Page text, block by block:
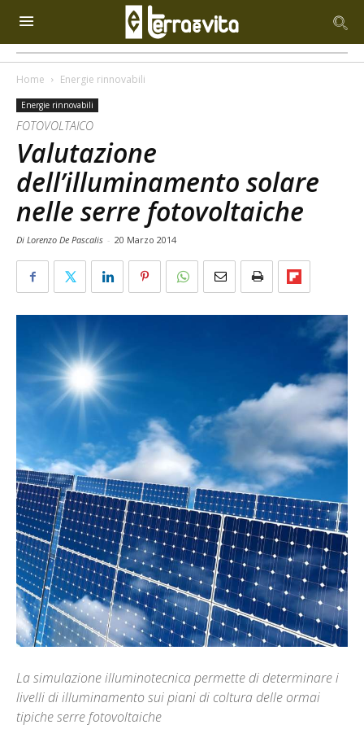
Home Energie rinnovabili
Energie rinnovabili
FOTOVOLTAICO
Valutazione
dell’illuminamento solare
nelle serre fotovoltaiche
Di Lorenzo De Pascalis - 20 Marzo 2014
La simulazione illuminotecnica permette di determinare i
livelli di illuminamento sui piani di coltura delle ormai
tipiche serre fotovoltaiche